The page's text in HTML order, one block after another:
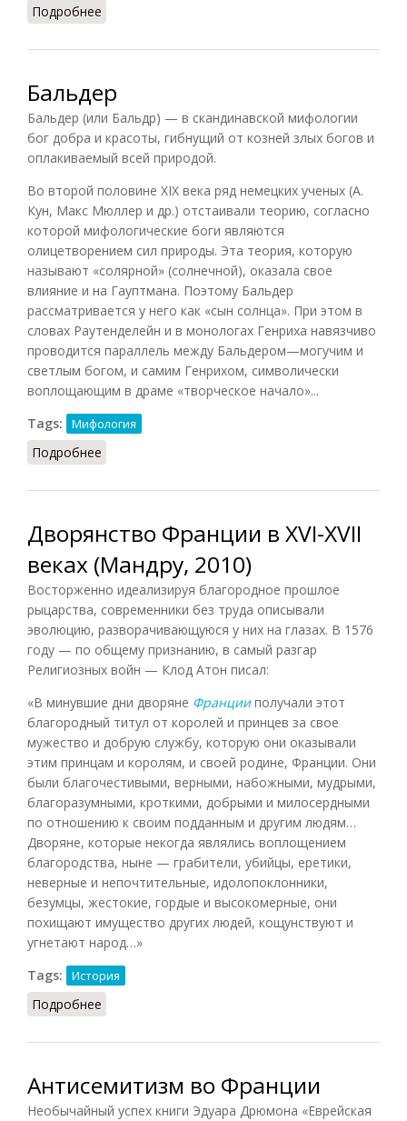
Подробнее
Бальдер
Бальдер (или Бальдр) — в скандинавской мифологии
бог добра и красоты, гибнущий от козней злых богов и
оплакиваемый всей природой.
Во второй половине XIX века ряд немецких ученых (А.
Кун, Макс Мюллер и др.) отстаивали теорию, согласно
которой мифологические боги являются
олицетворением сил природы. Эта теория, которую
называют «солярной» (солнечной), оказала свое
влияние и на Гауптмана. Поэтому Бальдер
рассматривается у него как «сын солнца». При этом в
словах Раутенделейн и в монологах Генриха навязчиво
проводится параллель между Бальдером—могучим и
светлым богом, и самим Генрихом, символически
воплощающим в драме «творческое начало»...
Tags:
Мифология
Подробнее
Дворянство Франции в XVI-XVII
веках (Мандру, 2010)
Восторженно идеализируя благородное прошлое
рыцарства, современники без труда описывали
эволюцию, разворачивающуюся у них на глазах. В 1576
году — по общему признанию, в самый разгар
Религиозных войн — Клод Атон писал:
«В минувшие дни дворяне Францииполучали этот
благородный титул от королей и принцев за свое
мужество и добрую службу, которую они оказывали
этим принцам и королям, и своей родине, Франции. Они
были благочестивыми, верными, набожными, мудрыми,
благоразумными, кроткими, добрыми и милосердными
по отношению к своим подданным и другим людям…
Дворяне, которые некогда являлись воплощением
благородства, ныне — грабители, убийцы, еретики,
неверные и непочтительные, идолопоклонники,
безумцы, жестокие, гордые и высокомерные, они
похищают имущество других людей, кощунствуют и
угнетают народ…»
Tags:
История
Подробнее
Антисемитизм во Франции
Необычайный успех книги Эдуара Дрюмона «Еврейская